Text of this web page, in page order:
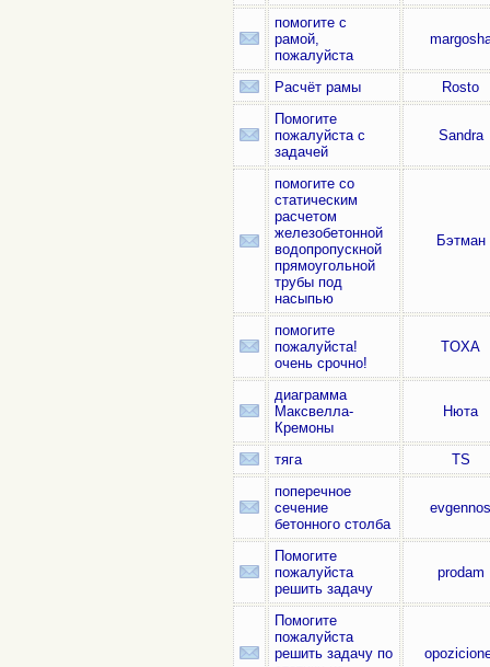
помогите с
рамой,
пожалуйста
Расчёт рамы
Rosto
Помогите
пожалуйста с
задачей
Sandra
помогите со
статическим
расчетом
железобетонной
водопропускной
прямоугольной
трубы под
насыпью
Бэтман
помогите
пожалуйста!
очень срочно!
TOXA
диаграмма
Максвелла-
Кремоны
Нюта
тяга
TS
поперечное
сечение
бетонного столба
evgennos
Помогите
пожалуйста
решить задачу
prodam
Помогите
пожалуйста
решить задачу по